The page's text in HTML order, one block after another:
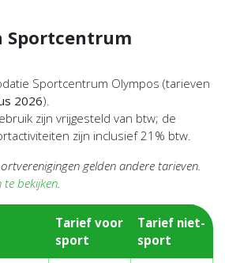
Sportcentrum
Sportcentrum Olympos (tarieven
2026).
zijn vrijgesteld van btw; de
zijn inclusief 21% btw.
gelden andere tarieven.
te bekijken.
Tarief voor
sport
Tarief niet-
sport